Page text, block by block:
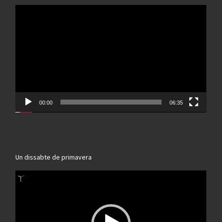
00:00 06:35
Un dissabte de primavera
Reproductor
de